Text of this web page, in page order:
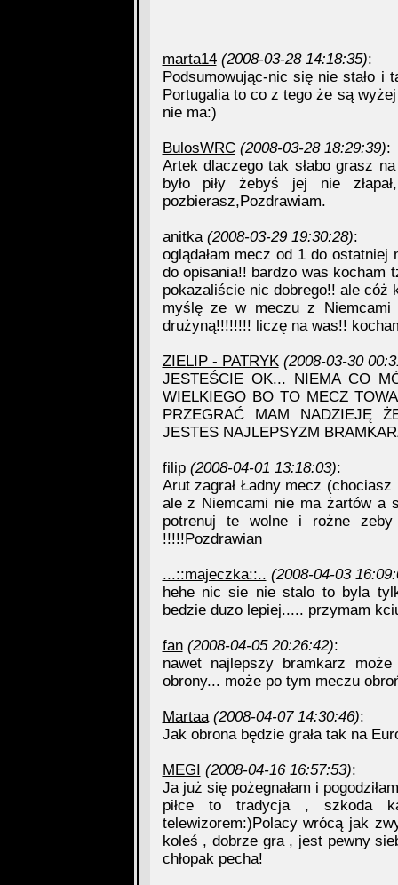
marta14 (2008-03-28 14:18:35):
Podsumowując-nic się nie stało i
Portugalia to co z tego że są
nie ma:)
BulosWRC (2008-03-28 18:29:39):
Artek dlaczego tak słabo grasz
było piły żebyś jej nie
pozbierasz,Pozdrawiam.
anitka (2008-03-29 19:30:28):
oglądałam mecz od 1 do
do opisania!! bardzo was kocham
pokazaliście nic dobrego!! ale cóż
myślę ze w meczu z
drużyną!!!!!!!! liczę na was!!
ZIELIP - PATRYK (2008-03-30
JESTEŚCIE OK... NIEMA CO
WIELKIEGO BO TO MECZ
PRZEGRAĆ MAM NADZIEJĘ
JESTES NAJLEPSYZM
filip (2008-04-01 13:18:03):
Arut zagrał Ładny mecz
ale z Niemcami nie ma żartów a
potrenuj te wolne i rożne zeby
!!!!!Pozdrawian
...::majeczka::.. (2008-04-03
hehe nic sie nie stalo to byla
bedzie duzo lepiej..... przymam
fan (2008-04-05 20:26:42):
nawet najlepszy bramkarz
obrony... może po tym meczu
Martaa (2008-04-07 14:30:46):
Jak obrona będzie grała tak na
MEGI (2008-04-16 16:57:53):
Ja już się pożegnałam i
piłce to tradycja , szkoda
telewizorem:)Polacy wrócą jak
koleś , dobrze gra , jest pewny
chłopak pecha!